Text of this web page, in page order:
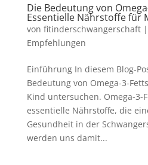
Die Bedeutung von
Essentielle Nährstoffe für
von fitinderschwangerschaft|
Empfehlungen
Einführung In diesem Blog-
Bedeutung von Omega-3-
Kind untersuchen. Omega-3-
essentielle Nährstoffe, die
Gesundheit in der
werden uns damit...